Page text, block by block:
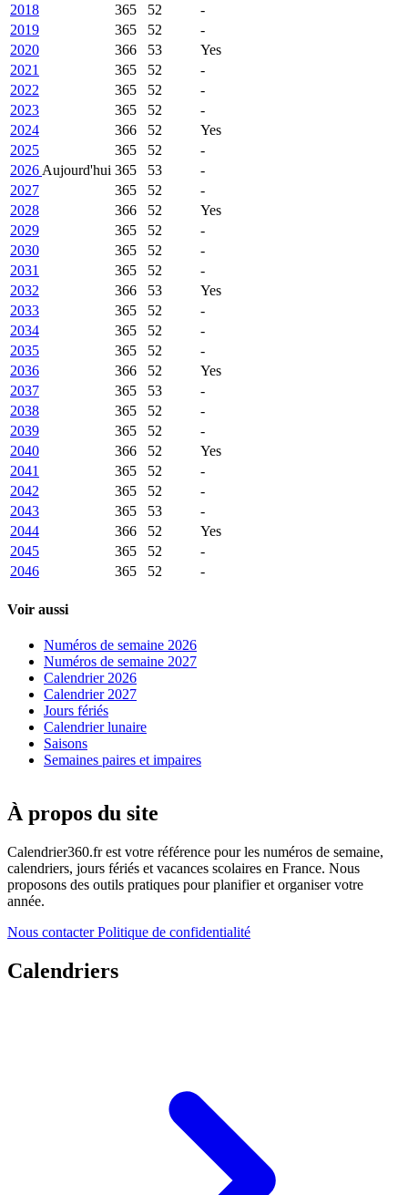
2018
365 52
-
2019
365 52
-
2020
366 53
Yes
2021
365 52
-
2022
365 52
-
2023
365 52
-
2024
366 52
Yes
2025
365 52
-
2026 Aujourd'hui 365 53
-
2027
365 52
-
2028
366 52
Yes
2029
365 52
-
2030
365 52
-
2031
365 52
-
2032
366 53
Yes
2033
365 52
-
2034
365 52
-
2035
365 52
-
2036
366 52
Yes
2037
365 53
-
2038
365 52
-
2039
365 52
-
2040
366 52
Yes
2041
365 52
-
2042
365 52
-
2043
365 53
-
2044
366 52
Yes
2045
365 52
-
2046
365 52 -
Voir aussi
Numéros de semaine 2026
Numéros de semaine 2027
Calendrier 2026
Calendrier 2027
Jours fériés
Calendrier lunaire
Saisons
Semaines paires et impaires
À propos du site
Calendrier360.fr est votre référence pour les numéros de semaine,
calendriers, jours fériés et vacances scolaires en France. Nous
proposons des outils pratiques pour planifier et organiser votre
année.
Nous contacterPolitique de confidentialité
Calendriers